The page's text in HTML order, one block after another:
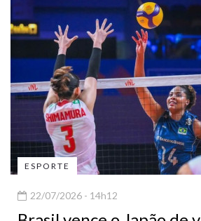
ESPORTE
22/07/2026 - 14h12